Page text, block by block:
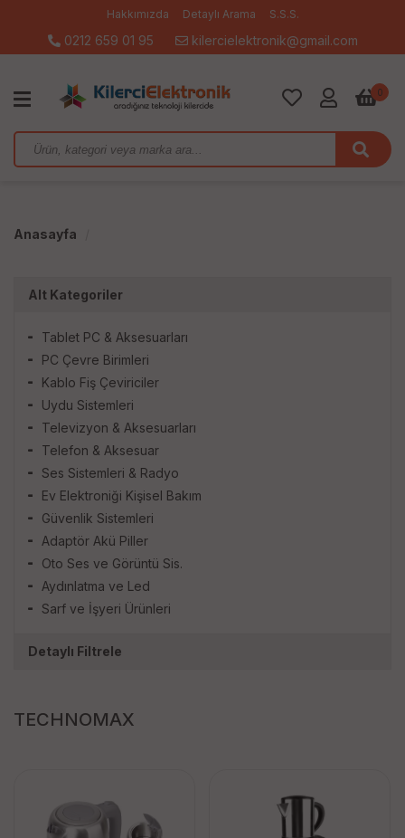
Hakkımızda Detaylı Arama S.S.S.
0212 659 01 95 kilercielektronik@gmail.com
0
Anasayfa
Alt Kategoriler
Tablet PC & Aksesuarları
PC Çevre Birimleri
Kablo Fiş Çeviriciler
Uydu Sistemleri
Televizyon & Aksesuarları
Telefon & Aksesuar
Ses Sistemleri & Radyo
Ev Elektroniği Kişisel Bakım
Güvenlik Sistemleri
Adaptör Akü Piller
Oto Ses ve Görüntü Sis.
Aydınlatma ve Led
Sarf ve İşyeri Ürünleri
Detaylı Filtrele
TECHNOMAX